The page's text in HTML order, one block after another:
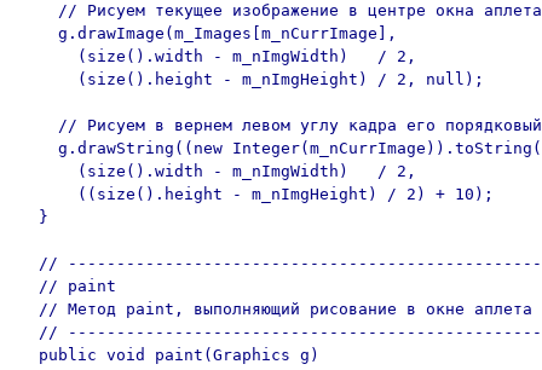
    // Рисуем текущее изображение в центре окна аплета
    g.drawImage(m_Images[m_nCurrImage],
      (size().width - m_nImgWidth)   / 2,
      (size().height - m_nImgHeight) / 2, null);
// Рисуем в вернем левом углу кадра его
g.drawString((new
      (size().width - m_nImgWidth)   / 2,
      ((size().height - m_nImgHeight) / 2) + 10);
  }
//
  // paint
  // Метод paint, выполняющий рисование в окне аплета
//
  public void paint(Graphics g)